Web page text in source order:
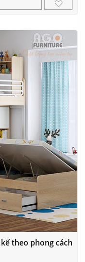
theo phong cách